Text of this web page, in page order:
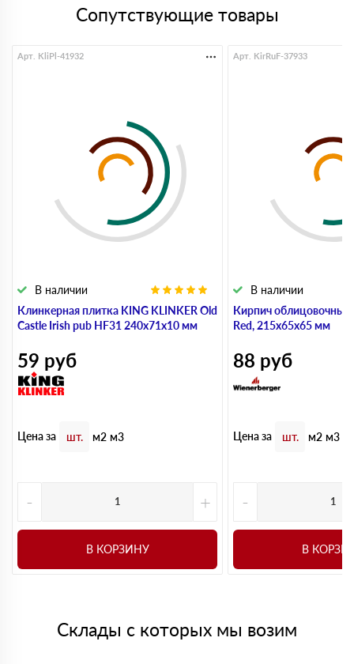
Сопутствующие товары
Клинкерная плитка KING KLINKER Old
Castle Irish pub HF31 240х71х10 мм
В наличии
Арт. KliPl-41932
59 руб
Цена за шт. м2 м3
- +
В КОРЗИНУ
Кирпич облицовочный
Red, 215х65х65 мм
В наличии
Арт. KirRuF-37933
88 руб
Цена за шт. м2 м3
-
В
Склады с которых мы возим